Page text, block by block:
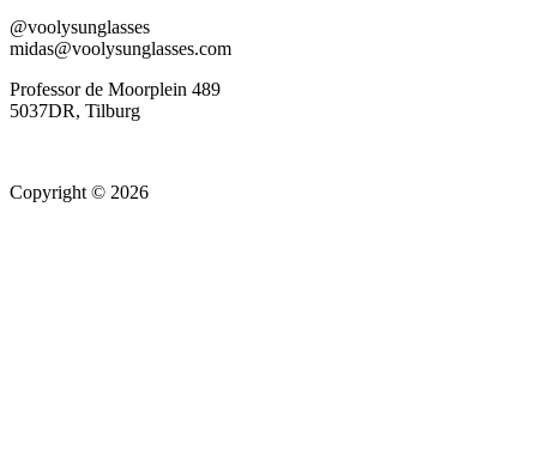
@voolysunglasses
midas@voolysunglasses.com
Professor de Moorplein 489
5037DR, Tilburg
Copyright © 2026